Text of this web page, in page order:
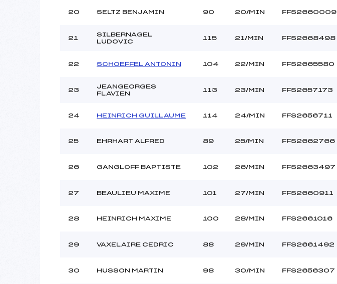
20 SELTZ BENJAMIN 90 20/MIN FFS2660009
21
SILBERNAGEL
LUDOVIC
115 21/MIN FFS2668498
22 SCHOEFFEL ANTONIN 104 22/MIN FFS2665580
23
JEANGEORGES
FLAVIEN
113 23/MIN FFS2657173
24 HEINRICH GUILLAUME 114 24/MIN FFS2656711
25 EHRHART ALFRED 89 25/MIN FFS2662766
26 GANGLOFF BAPTISTE 102 26/MIN FFS2663497
27 BEAULIEU MAXIME 101 27/MIN FFS2660911
28 HEINRICH MAXIME 100 28/MIN FFS2661016
29 VAXELAIRE CEDRIC 88 29/MIN FFS2661492
30 HUSSON MARTIN 98 30/MIN FFS2656307